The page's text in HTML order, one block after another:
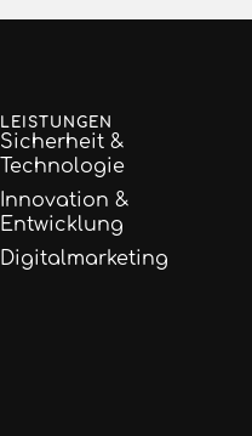
LEISTUNGEN
Sicherheit &
Technologie
Innovation &
Entwicklung
Digitalmarketing